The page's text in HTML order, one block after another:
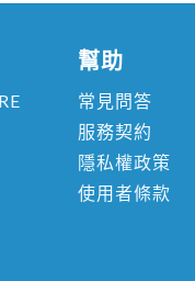
幫助
常見問答
服務契約
隱私權政策
使用者條款